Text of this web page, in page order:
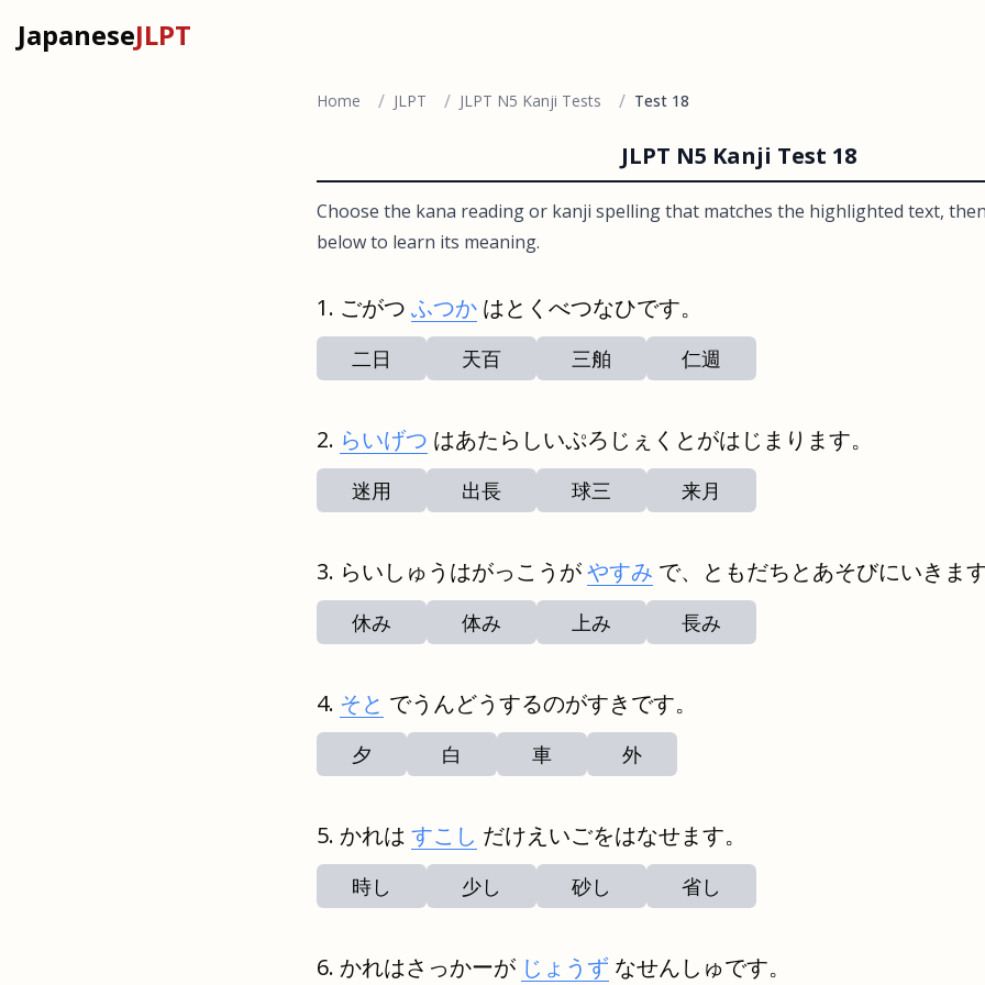
JapaneseJLPT
Home / JLPT / JLPT N5 Kanji Tests / Test 18
JLPT N5 Kanji Test 18
Choose the kana reading or kanji spelling that matches the highlighted text,
below to learn its meaning.
ごがつ ふつか はとくべつなひです。
二日 天百 三舶 仁週
らいげつ はあたらしいぷろじぇくとがはじまります。
迷用 出長 球三 来月
らいしゅうはがっこうがやすみ で、ともだちとあそびにいきま
休み 体み 上み 長み
そと でうんどうするのがすきです。
夕 白 車 外
かれは すこし だけえいごをはなせます。
時し 少し 砂し 省し
かれはさっかーが じょうず なせんしゅです。